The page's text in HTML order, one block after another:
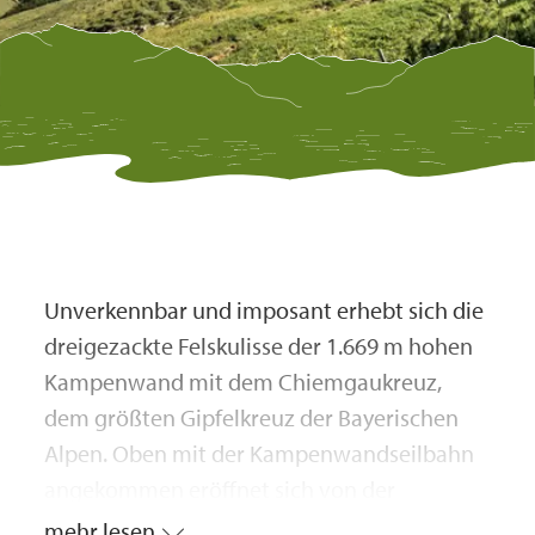
Unverkennbar und imposant erhebt sich die
dreigezackte Felskulisse der 1.669 m hohen
Kampenwand mit dem Chiemgaukreuz,
dem größten Gipfelkreuz der Bayerischen
Alpen. Oben mit der Kampenwandseilbahn
Bergstation und der nahe gelegenen